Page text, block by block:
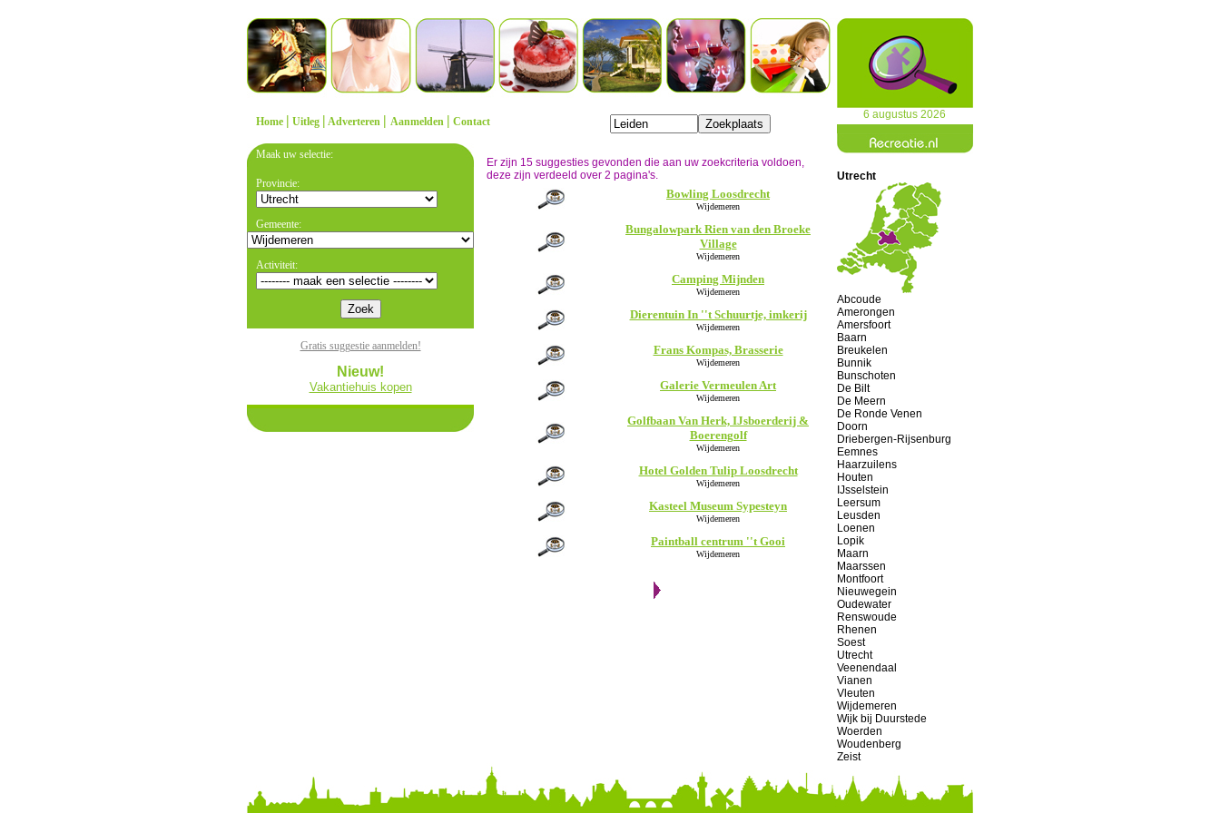
Home | Uitleg | Adverteren | Aanmelden | Contact
6 augustus 2026
Maak uw selectie:
Provincie:
Gemeente:
Activiteit:
Gratis suggestie aanmelden!
Nieuw!
Vakantiehuis kopen
Er zijn 15 suggesties gevonden die aan uw zoekcriteria voldoen,
deze zijn verdeeld over 2 pagina's.
Bowling Loosdrecht
Wijdemeren
Bungalowpark Rien van den Broeke
Village
Wijdemeren
Camping Mijnden
Wijdemeren
Dierentuin In ''t Schuurtje, imkerij
Wijdemeren
Frans Kompas, Brasserie
Wijdemeren
Galerie Vermeulen Art
Wijdemeren
Golfbaan Van Herk, IJsboerderij &
Boerengolf
Wijdemeren
Hotel Golden Tulip Loosdrecht
Wijdemeren
Kasteel Museum Sypesteyn
Wijdemeren
Paintball centrum ''t Gooi
Wijdemeren
Utrecht
Abcoude
Amerongen
Amersfoort
Baarn
Breukelen
Bunnik
Bunschoten
De Bilt
De Meern
De Ronde Venen
Doorn
Driebergen-Rijsenburg
Eemnes
Haarzuilens
Houten
IJsselstein
Leersum
Leusden
Loenen
Lopik
Maarn
Maarssen
Montfoort
Nieuwegein
Oudewater
Renswoude
Rhenen
Soest
Utrecht
Veenendaal
Vianen
Vleuten
Wijdemeren
Wijk bij Duurstede
Woerden
Woudenberg
Zeist